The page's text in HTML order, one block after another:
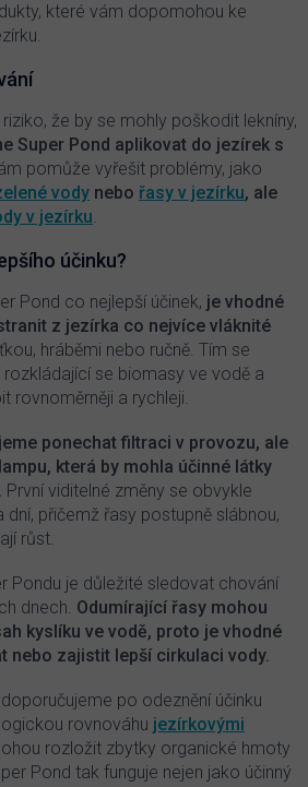
které vám dopomohou ke
že by se mohly poškodit lekníny,
Super Pond aplikovat do jezírek s
pomůže vyřešit problémy, jako
vody nebo řasy v jezírku, ale
v jezírku.
účinku?
Pond co nejlepší účinek, je vhodné
z jezírka co nejvíce vláknité
hráběmi nebo ručně. Tím se
se biomasy ve vodě a
rovnoměrněji a rychleji.
ponechat filtraci v provozu, ale
která by mohla účinné látky
První viditelné změny se obvykle
dní, přičemž řasy postupně slábnou,
růst.
Pondu je důležité sledovat chování
dnech. Odumírající řasy mohou
kyslíku ve vodě, proto je vhodné
nebo zajistit lepší cirkulaci vody.
po odeznění účinku
rovnováhu jezírkovými
rozložit zbytky organické hmoty
Pond tak funguje nejen jako účinný